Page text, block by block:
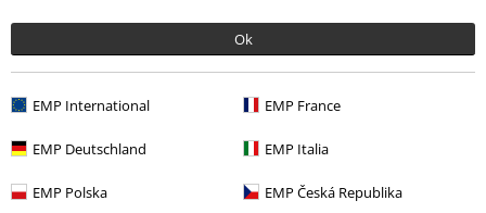
Ok
EMP International EMP France
EMP Deutschland EMP Italia
EMP Polska EMP Česká Republika
Descuentos para ti
Concursos
Cheques Regalo
Descuento para estudiantes